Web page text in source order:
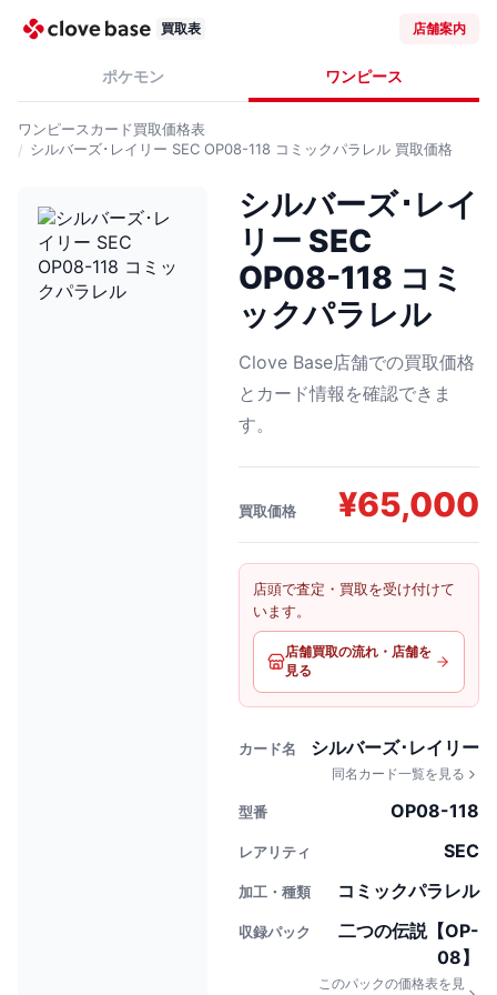
買取表 店舗案内
ポケモン ワンピース
ワンピースカード買取価格表
シルバーズ･レイリー SEC OP08-118 コミックパラレル 買取価格
シルバーズ･レイ
リー SEC
OP08-118 コミ
ックパラレル
Clove Base店舗での買取価格
とカード情報を確認できま
す。
買取価格 ¥65,000
店頭で査定・買取を受け付けて
います。
店舗買取の流れ・店舗を
見る
カード名 シルバーズ･レイリー
同名カード一覧を見る
型番 OP08-118
レアリティ SEC
加工・種類 コミックパラレル
収録パック
二つの伝説【OP-
08】
このパックの価格表を見